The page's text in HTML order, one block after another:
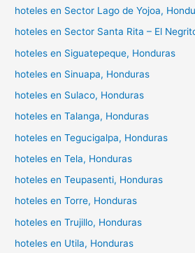
hoteles en Sector Lago de Yojoa,
hoteles en Sector Santa Rita – El
hoteles en Siguatepeque, Honduras
hoteles en Sinuapa, Honduras
hoteles en Sulaco, Honduras
hoteles en Talanga, Honduras
hoteles en Tegucigalpa, Honduras
hoteles en Tela, Honduras
hoteles en Teupasenti, Honduras
hoteles en Torre, Honduras
hoteles en Trujillo, Honduras
hoteles en Utila, Honduras